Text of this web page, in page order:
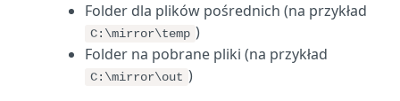
Folder dla plików pośrednich (na przykład
C:\mirror\temp )
Folder na pobrane pliki (na przykład
C:\mirror\out )